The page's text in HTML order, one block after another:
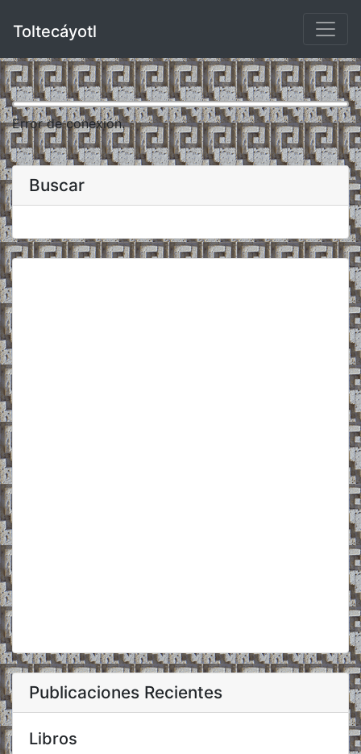
Toltecáyotl
Error de conexión.
Buscar
Publicaciones Recientes
Libros